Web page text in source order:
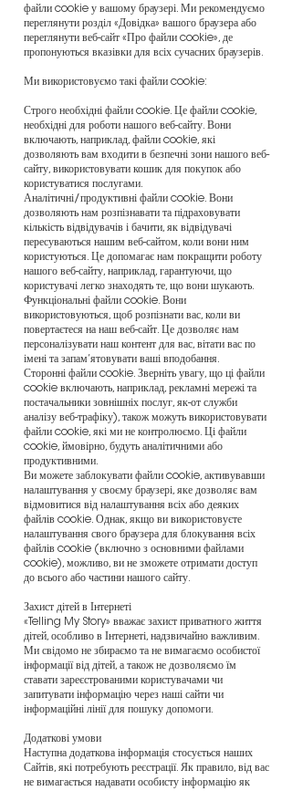
файли cookie у вашому браузері. Ми рекомендуємо
переглянути розділ «Довідка» вашого браузера або
переглянути веб-сайт «Про файли cookie», де
пропонуються вказівки для всіх сучасних браузерів.
Ми використовуємо такі файли cookie:
Строго необхідні файли cookie. Це файли cookie,
необхідні для роботи нашого веб-сайту. Вони
включають, наприклад, файли cookie, які
дозволяють вам входити в безпечні зони нашого веб-
сайту, використовувати кошик для покупок або
користуватися послугами.
Аналітичні/продуктивні файли cookie. Вони
дозволяють нам розпізнавати та підраховувати
кількість відвідувачів і бачити, як відвідувачі
пересуваються нашим веб-сайтом, коли вони ним
користуються. Це допомагає нам покращити роботу
нашого веб-сайту, наприклад, гарантуючи, що
користувачі легко знаходять те, що вони шукають.
Функціональні файли cookie. Вони
використовуються, щоб розпізнати вас, коли ви
повертаєтеся на наш веб-сайт. Це дозволяє нам
персоналізувати наш контент для вас, вітати вас по
імені та запам’ятовувати ваші вподобання.
Сторонні файли cookie. Зверніть увагу, що ці файли
cookie включають, наприклад, рекламні мережі та
постачальники зовнішніх послуг, як-от служби
аналізу веб-трафіку), також можуть використовувати
файли cookie, які ми не контролюємо. Ці файли
cookie, ймовірно, будуть аналітичними або
продуктивними.
Ви можете заблокувати файли cookie, активувавши
налаштування у своєму браузері, яке дозволяє вам
відмовитися від налаштування всіх або деяких
файлів cookie. Однак, якщо ви використовуєте
налаштування свого браузера для блокування всіх
файлів cookie (включно з основними файлами
cookie), можливо, ви не зможете отримати доступ
до всього або частини нашого сайту.
Захист дітей в Інтернеті
«Telling My Story» вважає захист приватного життя
дітей, особливо в Інтернеті, надзвичайно важливим.
Ми свідомо не збираємо та не вимагаємо особистої
інформації від дітей, а також не дозволяємо їм
ставати зареєстрованими користувачами чи
запитувати інформацію через наші сайти чи
інформаційні лінії для пошуку допомоги.
Додаткові умови
Наступна додаткова інформація стосується наших
Сайтів, які потребують реєстрації. Як правило, від вас
не вимагається надавати особисту інформацію як